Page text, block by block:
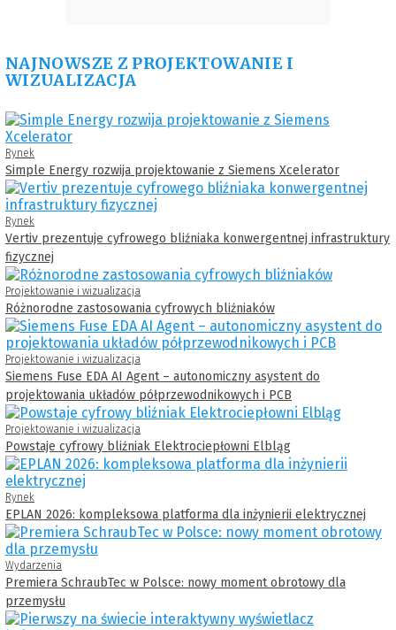
NAJNOWSZE Z PROJEKTOWANIE I
WIZUALIZACJA
Rynek
Simple Energy rozwija projektowanie z Siemens Xcelerator
Rynek
Vertiv prezentuje cyfrowego bliźniaka konwergentnej infrastruktury
fizycznej
Projektowanie i wizualizacja
Różnorodne zastosowania cyfrowych bliźniaków
Projektowanie i wizualizacja
Siemens Fuse EDA AI Agent – autonomiczny asystent do
projektowania układów półprzewodnikowych i PCB
Projektowanie i wizualizacja
Powstaje cyfrowy bliźniak Elektrociepłowni Elbląg
Rynek
EPLAN 2026: kompleksowa platforma dla inżynierii elektrycznej
Wydarzenia
Premiera SchraubTec w Polsce: nowy moment obrotowy dla
przemysłu